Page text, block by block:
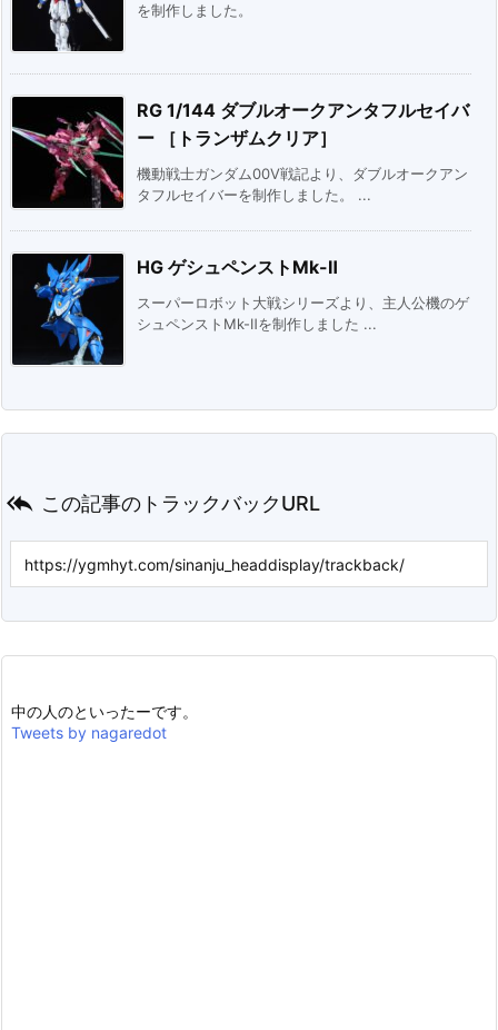
を制作しました。
RG 1/144 ダブルオークアンタフルセイバ
ー ［トランザムクリア］
機動戦士ガンダム00V戦記より、ダブルオークアン
タフルセイバーを制作しました。 ...
HG ゲシュペンストMk-Ⅱ
スーパーロボット大戦シリーズより、主人公機のゲ
シュペンストMk-Ⅱを制作しました ...
 この記事のトラックバックURL
中の人のといったーです。
Tweets by nagaredot